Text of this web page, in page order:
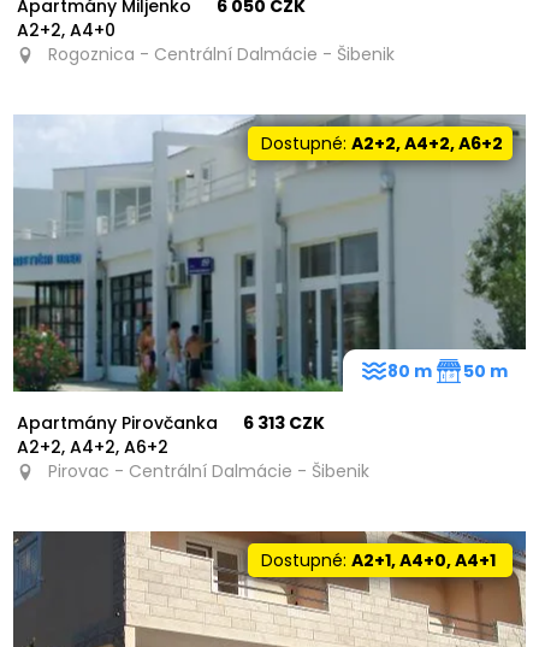
Apartmány Miljenko
A2+2, A4+0
6 050 CZK
Rogoznica - Centrální Dalmácie - Šibenik
Dostupné:A2+2, A4+2, A6+2
Apartmány Pirovčanka
A2+2, A4+2, A6+2
6 313 CZK
Pirovac - Centrální Dalmácie - Šibenik
80 m 50 m
Dostupné:A2+1, A4+0, A4+1